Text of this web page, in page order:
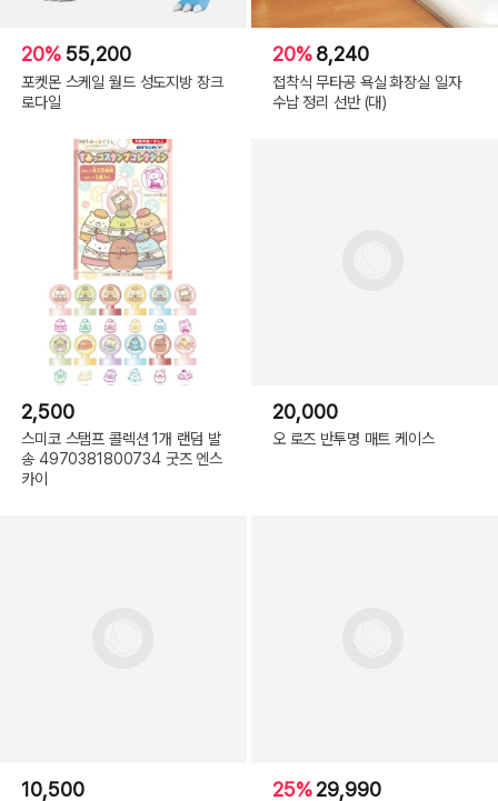
20% 55,200
포켓몬 스케일 월드 성도지방 장크
로다일
20%8,240
접착식 무타공 욕실 화장실 일자
수납 정리 선반 (대)
2,500
스미코 스탬프 콜렉션 1개 랜덤 발
송 4970381800734 굿즈 엔스
카이
20,000
오 로즈 반투명 매트 케이스
10,500 25%29,990